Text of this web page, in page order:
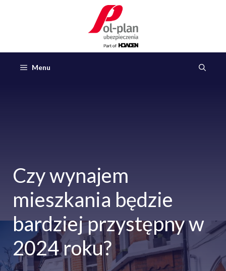
Menu
Czy wynajem
mieszkania będzie
bardziej przystępny w
2024 roku?